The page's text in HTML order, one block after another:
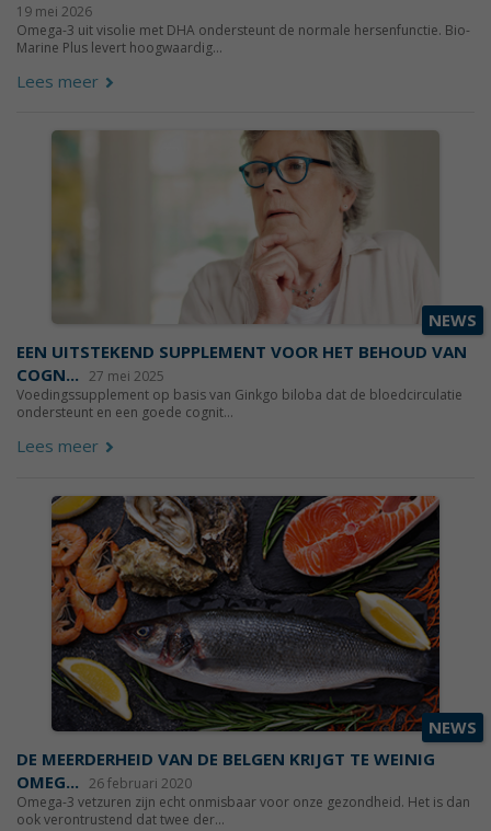
19 mei 2026
Omega-3 uit visolie met DHA ondersteunt de normale hersenfunctie. Bio-
Marine Plus levert hoogwaardig...
Lees meer
NEWS
EEN UITSTEKEND SUPPLEMENT VOOR HET BEHOUD VAN
COGN... 27 mei 2025
Voedingssupplement op basis van Ginkgo biloba dat de bloedcirculatie
ondersteunt en een goede cognit...
Lees meer
NEWS
DE MEERDERHEID VAN DE BELGEN KRIJGT TE WEINIG
OMEG... 26 februari 2020
Omega-3 vetzuren zijn echt onmisbaar voor onze gezondheid. Het is dan
ook verontrustend dat twee der...